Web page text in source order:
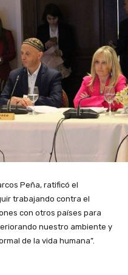
Peña, ratificó el
trabajando contra el
con otros países para
nuestro ambiente y
de la vida humana”.